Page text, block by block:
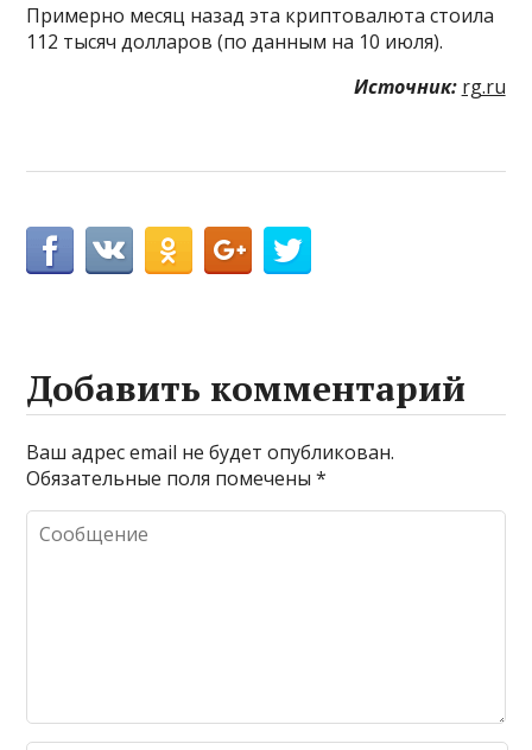
Примерно месяц назад эта криптовалюта стоила
112 тысяч долларов (по данным на 10 июля).
Источник: rg.ru
Добавить комментарий
Ваш адрес email не будет опубликован.
Обязательные поля помечены*